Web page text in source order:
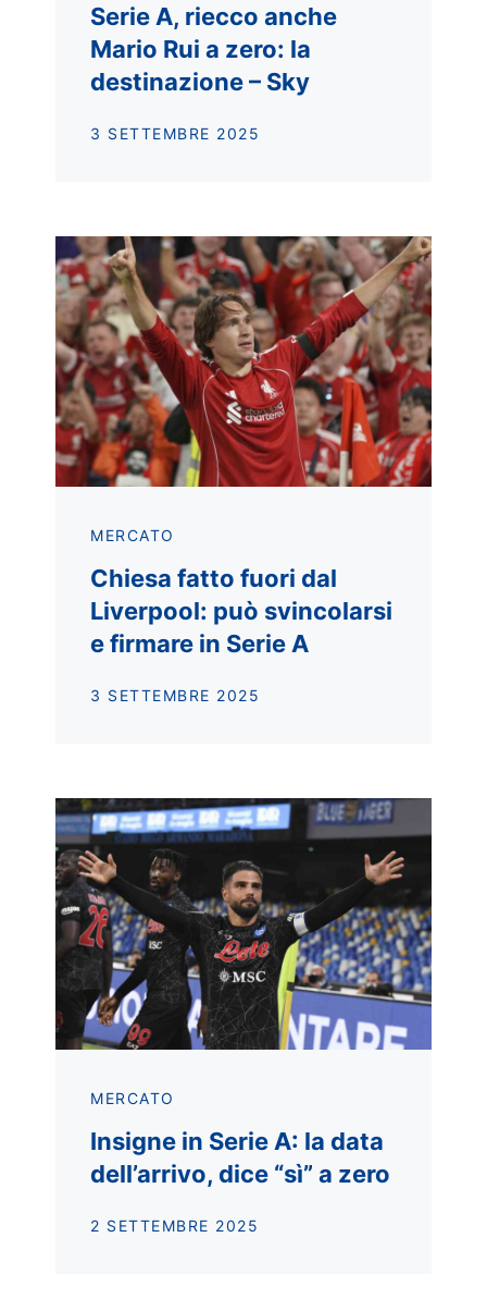
Serie A, riecco anche
Mario Rui a zero: la
destinazione – Sky
3 SETTEMBRE 2025
MERCATO
Chiesa fatto fuori dal
Liverpool: può svincolarsi
e firmare in Serie A
3 SETTEMBRE 2025
MERCATO
Insigne in Serie A: la data
dell’arrivo, dice “sì” a zero
2 SETTEMBRE 2025